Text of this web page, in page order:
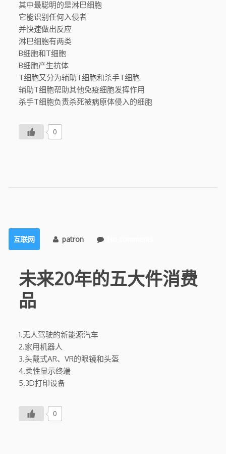
其中最聪明的是淋巴细胞
它能识别任何入侵者
并快速做出反应
淋巴细胞有两类
B细胞和T细胞
B细胞产生抗体
T细胞又分为辅助T细胞和杀手T细胞
辅助T细胞帮助其他免疫细胞发挥作用
杀手T细胞负责杀死被病原体侵入的细胞
0
互联网 patron
未来20年的五大件消费
品
1.无人驾驶的新能源汽车
2.家用机器人
3.头戴式AR、VR的眼镜和头盔
4.柔性显示终端
5.3D打印设备
0